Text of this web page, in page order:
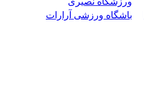
باشگاه ورزشی آرارات